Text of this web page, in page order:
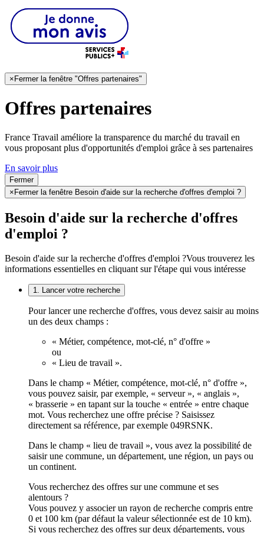
× Fermer la fenêtre "Offres partenaires"
Offres partenaires
France Travail améliore la transparence du marché du travail en
vous proposant plus d'opportunités d'emploi grâce à ses partenaires
En savoir plus
Fermer
×Fermer la fenêtre Besoin d'aide sur la recherche d'offres d'emploi ?
Besoin d'aide sur la recherche d'offres
d'emploi ?
Besoin d'aide sur la recherche d'offres d'emploi ?Vous trouverez les
informations essentielles en cliquant sur l'étape qui vous intéresse
1. Lancer votre recherche
Pour lancer une recherche d'offres, vous devez saisir au moins
un des deux champs :
« Métier, compétence, mot-clé, n° d'offre »
ou
« Lieu de travail ».
Dans le champ « Métier, compétence, mot-clé, n° d'offre »,
vous pouvez saisir, par exemple, « serveur », « anglais »,
« brasserie » en tapant sur la touche « entrée » entre chaque
mot. Vous recherchez une offre précise ? Saisissez
directement sa référence, par exemple 049RSNK.
Dans le champ « lieu de travail », vous avez la possibilité de
saisir une commune, un département, une région, un pays ou
un continent.
Vous recherchez des offres sur une commune et ses
alentours ?
Vous pouvez y associer un rayon de recherche compris entre
0 et 100 km (par défaut la valeur sélectionnée est de 10 km).
Si vous recherchez des offres sur deux départements, vous